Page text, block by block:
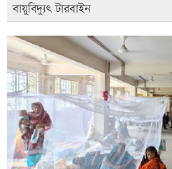
বায়ুবিদ্যুৎ টারবাইন